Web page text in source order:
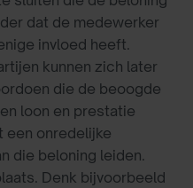
dat de medewerker
invloed heeft.
kunnen zich later
die de beoogde
loon en prestatie
een onredelijke
die beloning leiden.
Denk bijvoorbeeld